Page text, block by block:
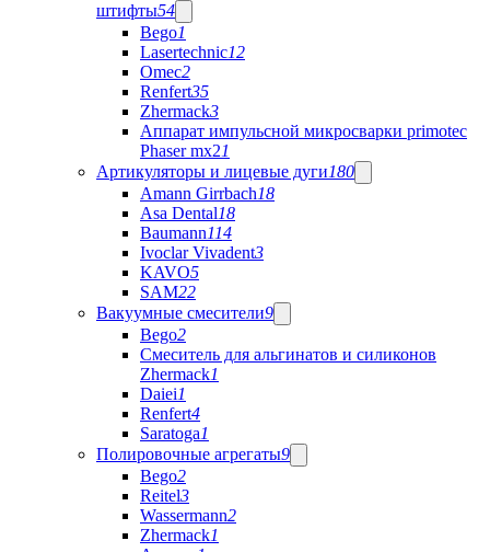
штифты54
Bego1
Lasertechnic12
Omec2
Renfert35
Zhermack3
Аппарат импульсной микросварки primotec
Phaser mx21
Артикуляторы и лицевые дуги180
Amann Girrbach18
Asa Dental18
Baumann114
Ivoclar Vivadent3
KAVO5
SAM22
Вакуумные смесители9
Bego2
Cмеситель для альгинатов и силиконов
Zhermack1
Daiei1
Renfert4
Saratoga1
Полировочные агрегаты9
Bego2
Reitel3
Wassermann2
Zhermack1